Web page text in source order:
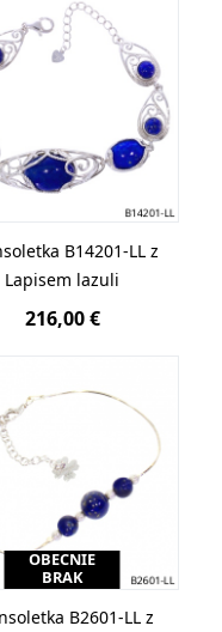
z lapis lazuli
a francuski
B14201-LL z
Lapisem lazuli
216,00 €
OBECNIE
BRAK
B2601-LL z